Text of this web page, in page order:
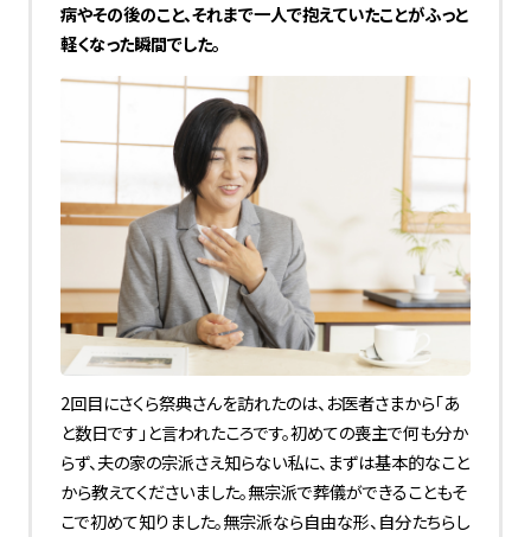
病やその後のこと、それまで一人で抱えていたことがふっと
軽くなった瞬間でした。
2回目にさくら祭典さんを訪れたのは、お医者さまから「あ
と数日です」と言われたころです。初めての喪主で何も分か
らず、夫の家の宗派さえ知らない私に、まずは基本的なこと
から教えてくださいました。無宗派で葬儀ができることもそ
こで初めて知りました。無宗派なら自由な形、自分たちらし